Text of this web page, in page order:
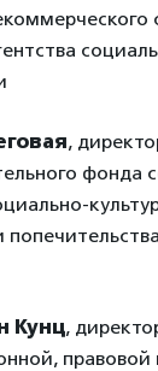
,
фонда
Кунц,
правовой